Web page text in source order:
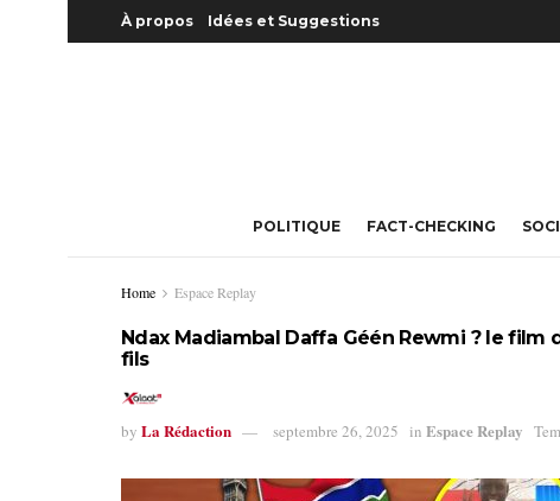
À propos Idées et Suggestions
POLITIQUE FACT-CHECKING
Home Espace Replay
Ndax Madiambal Daffa Géén Rewmi ? le
fils
by La Rédaction septembre 26, 2025 in Espace Replay